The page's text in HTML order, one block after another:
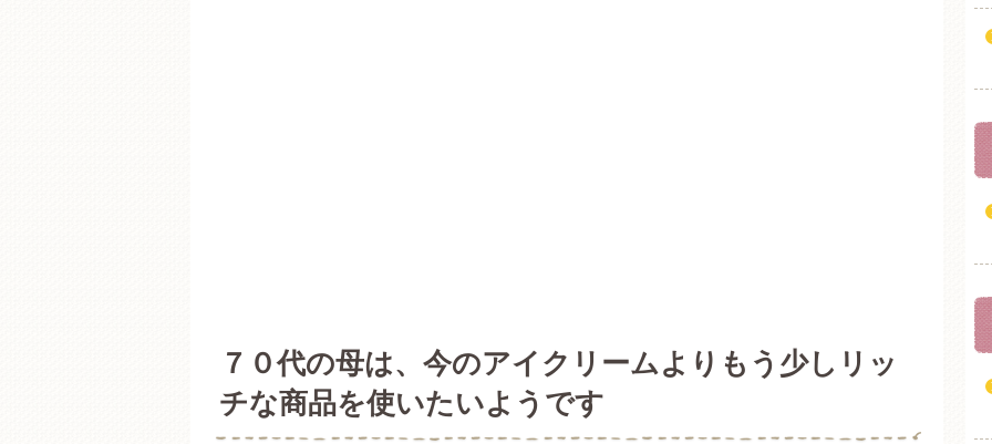
７０代の母は、今のアイクリームよりもう少しリッ
チな商品を使いたいようです